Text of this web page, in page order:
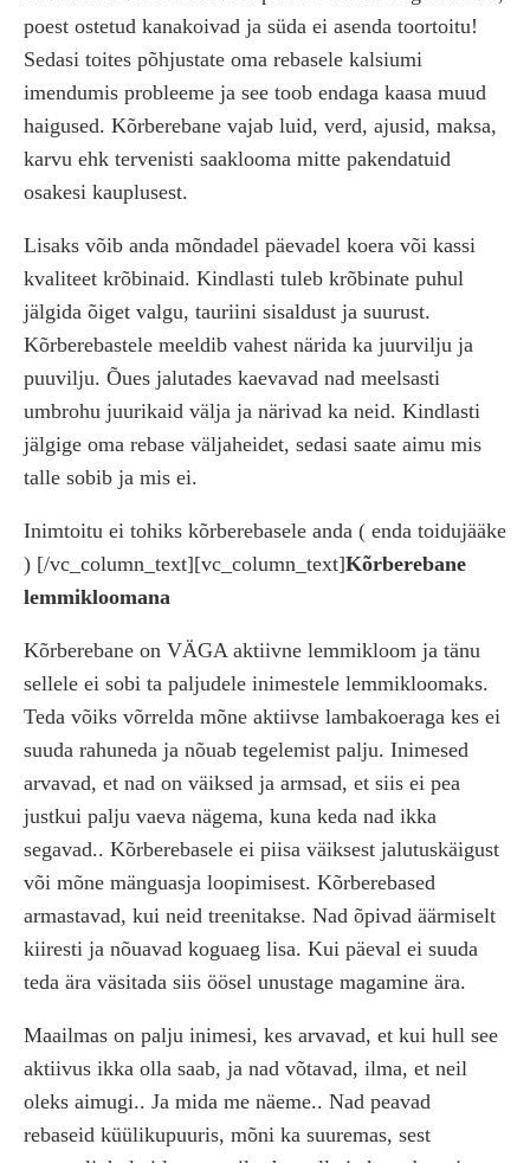
poest ostetud kanakoivad ja süda ei asenda toortoitu!
Sedasi toites põhjustate oma rebasele kalsiumi
imendumis probleeme ja see toob endaga kaasa muud
haigused. Kõrberebane vajab luid, verd, ajusid, maksa,
karvu ehk tervenisti saaklooma mitte pakendatuid
osakesi kauplusest.
Lisaks võib anda mõndadel päevadel koera või kassi
kvaliteet krõbinaid. Kindlasti tuleb krõbinate puhul
jälgida õiget valgu, tauriini sisaldust ja suurust.
Kõrberebastele meeldib vahest närida ka juurvilju ja
puuvilju. Õues jalutades kaevavad nad meelsasti
umbrohu juurikaid välja ja närivad ka neid. Kindlasti
jälgige oma rebase väljaheidet, sedasi saate aimu mis
talle sobib ja mis ei.
Inimtoitu ei tohiks kõrberebasele anda ( enda toidujääke
) [/vc_column_text][vc_column_text]Kõrberebane
lemmikloomana
Kõrberebane on VÄGA aktiivne lemmikloom ja tänu
sellele ei sobi ta paljudele inimestele lemmikloomaks.
Teda võiks võrrelda mõne aktiivse lambakoeraga kes ei
suuda rahuneda ja nõuab tegelemist palju. Inimesed
arvavad, et nad on väiksed ja armsad, et siis ei pea
justkui palju vaeva nägema, kuna keda nad ikka
segavad.. Kõrberebasele ei piisa väiksest jalutuskäigust
või mõne mänguasja loopimisest. Kõrberebased
armastavad, kui neid treenitakse. Nad õpivad äärmiselt
kiiresti ja nõuavad koguaeg lisa. Kui päeval ei suuda
teda ära väsitada siis öösel unustage magamine ära.
Maailmas on palju inimesi, kes arvavad, et kui hull see
aktiivus ikka olla saab, ja nad võtavad, ilma, et neil
oleks aimugi.. Ja mida me näeme.. Nad peavad
rebaseid küülikupuuris, mõni ka suuremas, sest